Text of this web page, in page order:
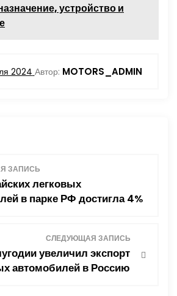
устройство и
2024 Автор: MOTORS_ADMIN
ЗАПИСЬ
легковых
в парке РФ достигла 4%
СЛЕДУЮЩАЯ ЗАПИСЬ
увеличил экспорт
автомобилей в Россию